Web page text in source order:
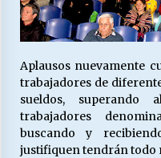
Aplausos nuevamente
trabajadores de
sueldos, superando
trabajadores
buscando y
justifiquen tendrán todo